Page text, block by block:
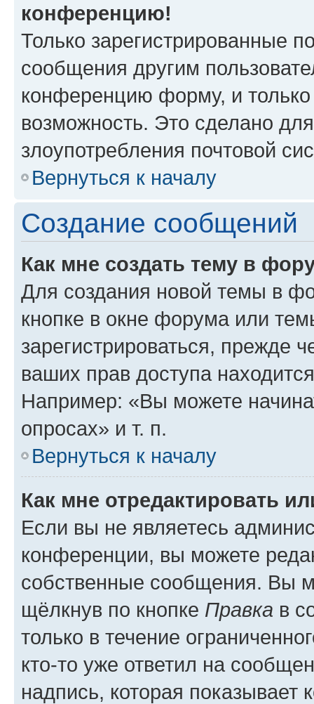
конференцию!
Только зарегистрированные
сообщения другим
конференцию форму, и
возможность. Это сделано
злоупотребления почтовой
Вернуться к началу
Создание сообщений
Как мне создать тему в
Для создания новой темы в
кнопке в окне форума или
зарегистрироваться, прежде
ваших прав доступа
Например: «Вы можете
опросах» и т. п.
Вернуться к началу
Как мне отредактировать
Если вы не являетесь
конференции, вы можете
собственные сообщения. Вы
щёлкнув по кнопке Правка в
только в течение
кто-то уже ответил на
надпись, которая показывает